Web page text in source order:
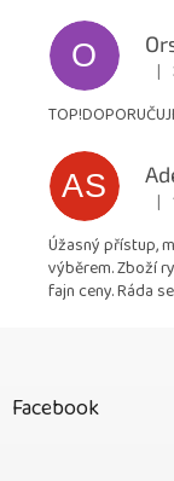
O |
AS |
Úžasný přístup,
výběrem. Zboží
fajn ceny. Ráda
Facebook